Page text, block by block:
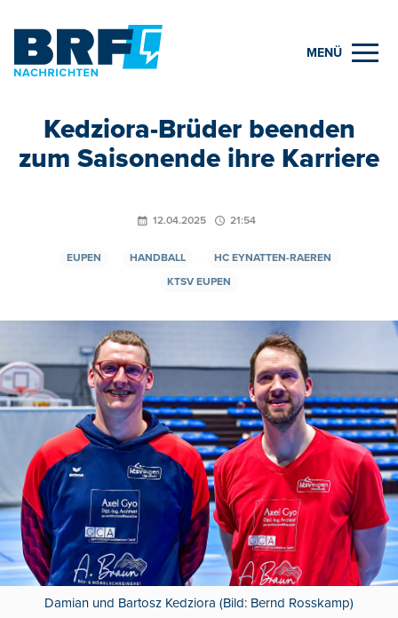
MENÜ
Kedziora-Brüder beenden
zum Saisonende ihre Karriere
12.04.2025 21:54
EUPEN HANDBALL
HC EYNATTEN-RAEREN
KTSV EUPEN
Damian und Bartosz Kedziora (Bild: Bernd Rosskamp)